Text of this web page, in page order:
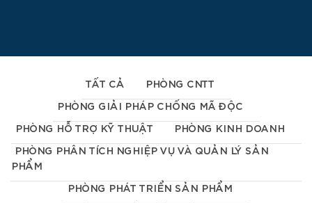
TẤT CẢ PHÒNG CNTT
PHÒNG GIẢI PHÁP CHỐNG MÃ ĐỘC
PHÒNG HỖ TRỢ KỸ THUẬT PHÒNG KINH DOANH
PHÒNG PHÂN TÍCH NGHIỆP VỤ VÀ QUẢN LÝ SẢN
PHẨM
PHÒNG PHÁT TRIỂN SẢN PHẨM